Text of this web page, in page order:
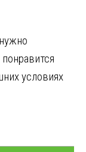
условиях